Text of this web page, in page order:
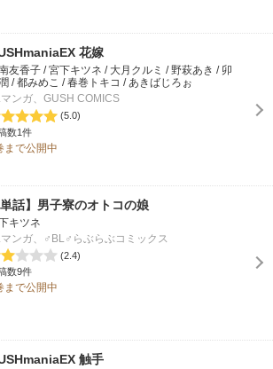
花嫁
友香子 / 宮下キツネ / 大月クルミ / 野萩あき / 卯
/ 都みめこ / 春巻トキコ / あきばじろぉ
マンガ、GUSH COMICS
(5.0)
数1件
まで公開中
単話】男子寮のオトコの娘
キツネ
マンガ、♂BL♂らぶらぶコミックス
(2.4)
数9件
まで公開中
触手